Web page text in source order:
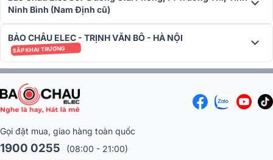
Ninh Bình (Nam Định cũ)
BẢO CHÂU ELEC - TRỊNH VĂN BÔ - HÀ NỘI
SẮP KHAI TRƯƠNG
Gọi đặt mua, giao hàng toàn quốc
1900 0255
(08:00 - 21:00)